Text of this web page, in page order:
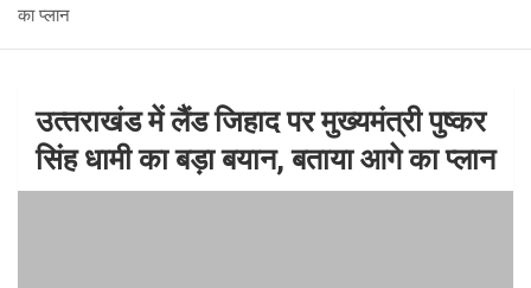
का प्‍लान
उत्‍तराखंड में लैंड जिहाद पर मुख्‍यमंत्री पुष्‍कर
सिंह धामी का बड़ा बयान, बताया आगे का प्‍लान